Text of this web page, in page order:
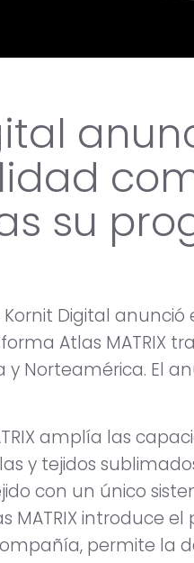
su
Kornit Digital
Atlas MATRIX
Norteamérica. El
amplía las
y tejidos
con un único
MATRIX introduce
permite la